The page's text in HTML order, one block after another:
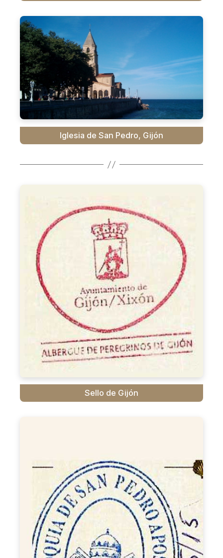
Iglesia de San Pedro, Gijón
Sello de Gijón